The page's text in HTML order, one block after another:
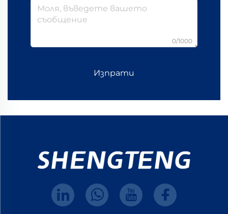
0/1000
Изпрати